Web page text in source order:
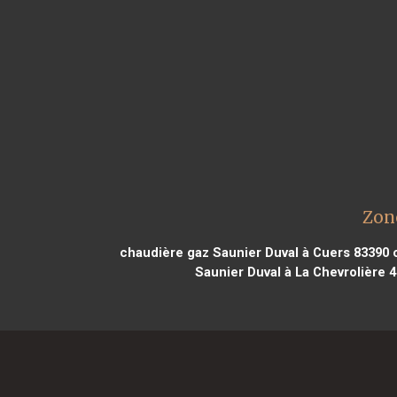
chaudière gaz Saunier Duval à Cuers 83390
Saunier Duval à La Chevrolière